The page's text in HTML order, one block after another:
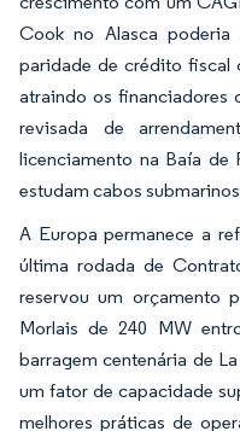
Cook no Alasca
paridade de crédito fiscal
atraindo os financiadores
revisada de
licenciamento na Baía de
estudam cabos
A Europa permanece a
última rodada de
reservou um orçamento
Morlais de 240 MW
barragem centenária de
um fator de capacidade
melhores práticas de